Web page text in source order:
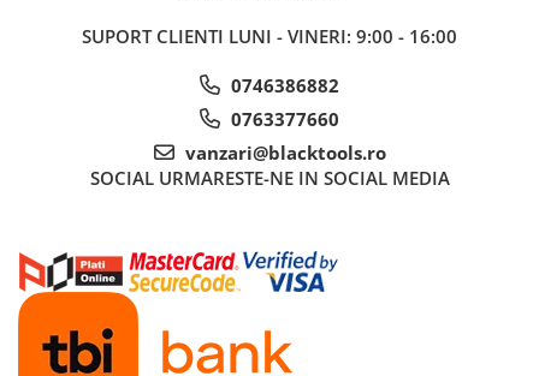
SUPORT CLIENTI LUNI - VINERI: 9:00 - 16:00
0746386882
0763377660
vanzari@blacktools.ro
SOCIAL URMARESTE-NE IN SOCIAL MEDIA